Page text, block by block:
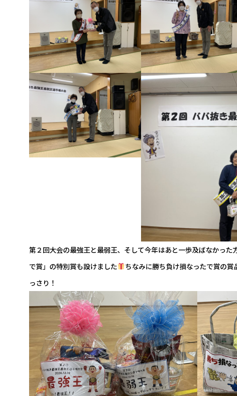
第２回大会の最強王と最弱王、そして今年はあと一歩及ばなかっ
で賞」の特別賞も設けました
ちなみに勝ち負け損なったで賞の
っさり！